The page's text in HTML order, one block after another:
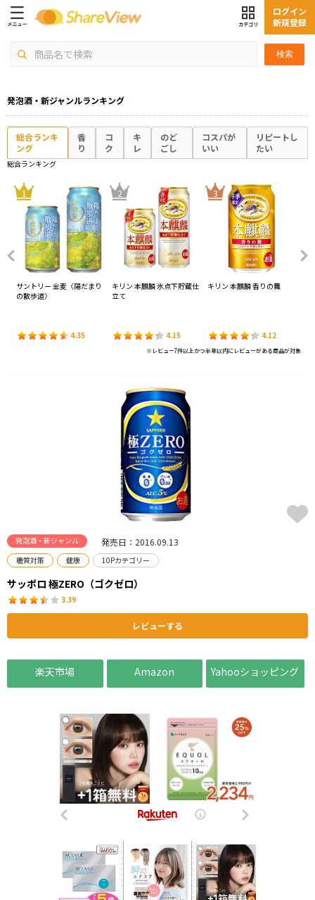
検索
ログイン
新規登録
発泡酒・新ジャンルランキング
総合ランキ
ング
香
り
コ
ク
キ
レ
のど
ごし
コスパが
いい
リピートし
たい
総合ランキング
1
サントリー 金麦〈陽だまり
の散歩道〉
4.35
2
キリン 本麒麟 氷点下貯蔵仕
立て
4.15
3
キリン 本麒麟 香りの舞
4.12
※レビュー7件以上かつ半年以内にレビューがある商品が対象
発泡酒・新ジャンル 発売日：2016.09.13
糖質対策 健康 10Pカテゴリー
サッポロ 極ZERO（ゴクゼロ）
3.39
レビューする
楽天市場 Amazon Yahooショッピング